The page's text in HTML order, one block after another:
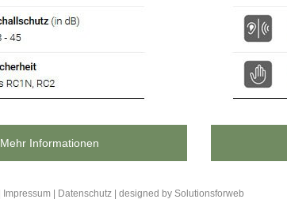
Mehr Informationen
Impressum| Datenschutz| designed by Solutionsforweb